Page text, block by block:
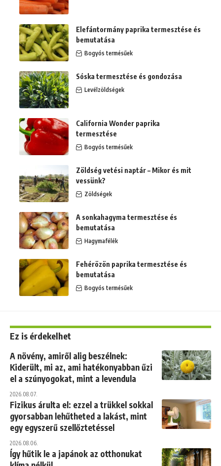
Elefántormány paprika termesztése és
bemutatása
Bogyós termésűek
Sóska termesztése és gondozása
Levélzöldségek
California Wonder paprika
termesztése
Bogyós termésűek
Zöldség vetési naptár – Mikor és mit
vessünk?
Zöldségek
A sonkahagyma termesztése és
bemutatása
Hagymafélék
Fehérözön paprika termesztése és
bemutatása
Bogyós termésűek
Ez is érdekelhet
A növény, amiről alig beszélnek:
Kiderült, mi az, ami hatékonyabban űzi
el a szúnyogokat, mint a levendula
2026.08.07.
Fizikus árulta el: ezzel a trükkel sokkal
gyorsabban lehűtheted a lakást, mint
egy egyszerű szellőztetéssel
2026.08.06.
Így hűtik le a japánok az otthonukat